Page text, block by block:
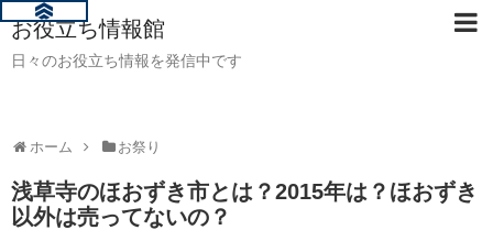
お役立ち情報館
日々のお役立ち情報を発信中です
ホーム お祭り
浅草寺のほおずき市とは？2015年は？ほおずき
以外は売ってないの？